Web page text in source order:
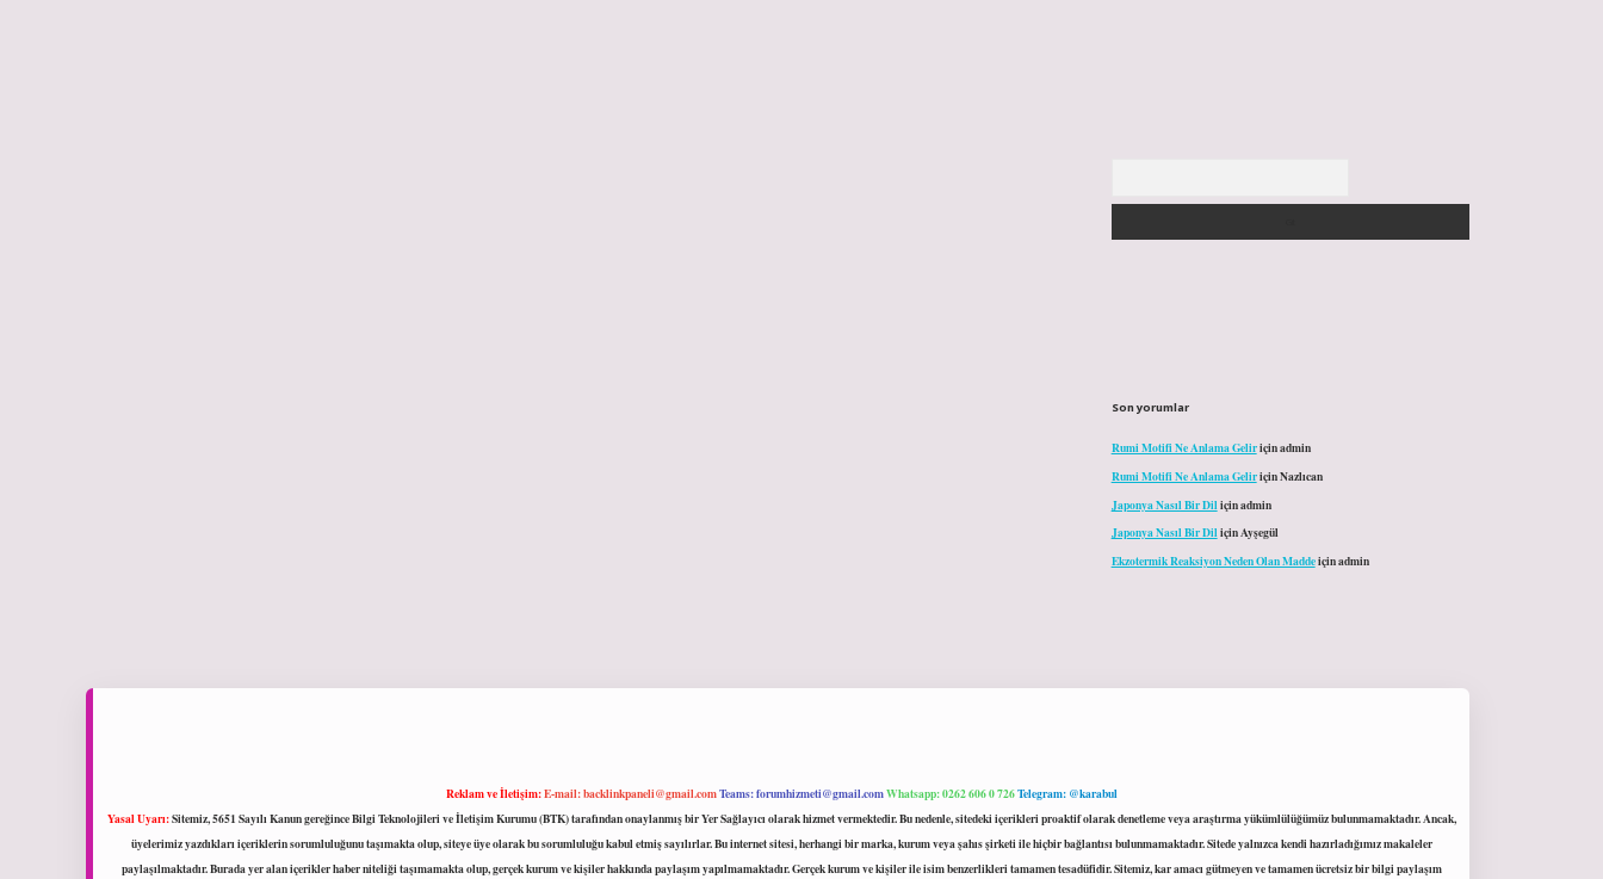
Son yorumlar
Rumi Motifi Ne Anlama Geliriçinadmin
Rumi Motifi Ne Anlama GeliriçinNazlıcan
Japonya Nasıl Bir Dil içinadmin
Japonya Nasıl Bir DiliçinAyşegül
Ekzotermik Reaksiyon Neden Olan Maddeiçinadmin
Reklam ve İletişim:E-mail:backlinkpaneli@gmail.comTeams:forumhizmeti@gmail.comWhatsapp: 0262 606 0 726Telegram: @karabul
Yasal Uyarı:Sitemiz, 5651 Sayılı Kanun gereğince Bilgi Teknolojileri ve İletişim Kurumu (BTK) tarafından onaylanmış bir Yer Sağlayıcı olarak hizmet vermektedir. Bu nedenle, sitedeki içerikleri proaktif olarak denetleme veya araştırma yükümlülüğümüz bulunmamaktadır. Ancak,
üyelerimiz yazdıkları içeriklerin sorumluluğunu taşımakta olup, siteye üye olarak bu sorumluluğu kabul etmiş sayılırlar. Bu internet sitesi, herhangi bir marka, kurum veya şahıs şirketi ile hiçbir bağlantısı bulunmamaktadır. Sitede yalnızca kendi hazırladığımız makaleler
paylaşılmaktadır. Burada yer alan içerikler haber niteliği taşımamakta olup, gerçek kurum ve kişiler hakkında paylaşım yapılmamaktadır. Gerçek kurum ve kişiler ile isim benzerlikleri tamamen tesadüfidir. Sitemiz, kar amacı gütmeyen ve tamamen ücretsiz bir bilgi paylaşım